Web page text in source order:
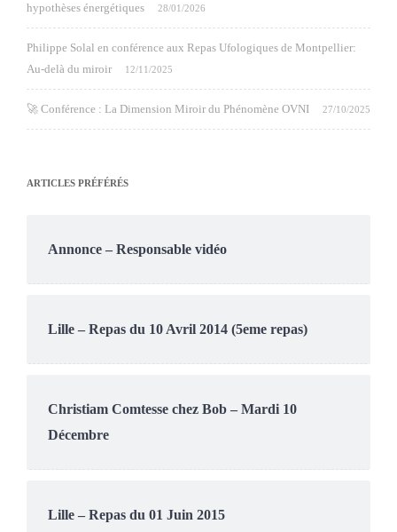
hypothèses énergétiques
28/01/2026
Philippe Solal en conférence aux Repas Ufologiques de Montpellier:
Au-delà du miroir
12/11/2025
🚀 Conférence : La Dimension Miroir du Phénomène OVNI 27/10/2025
ARTICLES PRÉFÉRÉS
Annonce – Responsable vidéo
Lille – Repas du 10 Avril 2014 (5eme repas)
Christiam Comtesse chez Bob – Mardi 10
Décembre
Lille – Repas du 01 Juin 2015